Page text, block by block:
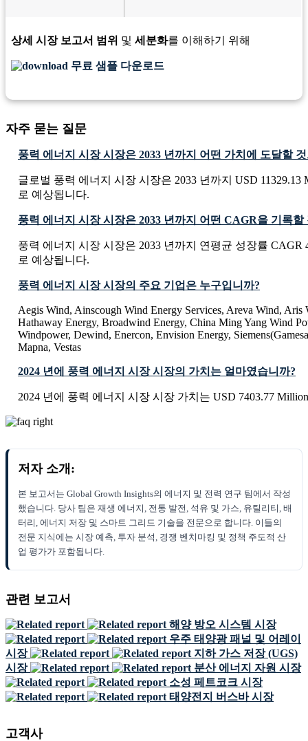
상세 시장 보고서 범위 및 세분화를 이해하기 위해
무료 샘플 다운로드
자주 묻는 질문
풍력 에너지 시장 시장은 2033 년까지 어떤 가치에 도달할
글로벌 풍력 에너지 시장 시장은 2033 년까지 USD 11329.13
로 예상됩니다.
풍력 에너지 시장 시장은 2033 년까지 어떤 CAGR을 기록
풍력 에너지 시장 시장은 2033 년까지 연평균 성장률 CAGR
로 예상됩니다.
풍력 에너지 시장 시장의 주요 기업은 누구입니까?
Aegis Wind, Ainscough Wind Energy Services, Areva Wind, Aris
Hathaway Energy, Broadwind Energy, China Ming Yang Wind
Windpower, Dewind, Enercon, Envision Energy,
Mapna, Vestas
2024 년에 풍력 에너지 시장 시장의 가치는 얼마였습니까?
2024 년에 풍력 에너지 시장 시장 가치는 USD 7403.77
저자 소개:
본 보고서는 Global Growth Insights의 에너지 및 전력 연구 팀에서 작성
했습니다. 당사 팀은 재생 에너지, 전통 발전, 석유 및 가스, 유틸리티, 배
터리, 에너지 저장 및 스마트 그리드 기술을 전문으로 합니다. 이들의
전문 지식에는 시장 예측, 투자 분석, 경쟁 벤치마킹 및 정책 주도적 산
업 평가가 포함됩니다.
관련 보고서
해양 방오 시스템 시장
우주 태양광 패널 및 어레이
시장
지하 가스 저장 (UGS)
시장
분산 에너지 자원 시장
소성 페트코크 시장
태양전지 버스바 시장
고객사